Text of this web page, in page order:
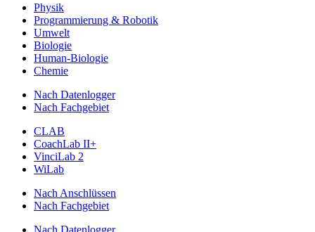
Physik
Programmierung & Robotik
Umwelt
Biologie
Human-Biologie
Chemie
Nach Datenlogger
Nach Fachgebiet
CLAB
CoachLab II+
VinciLab 2
WiLab
Nach Anschlüssen
Nach Fachgebiet
Nach Datenlogger